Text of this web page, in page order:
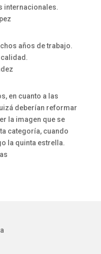
internacionales.
años de trabajo.
en cuanto a las
deberían reformar
la imagen que se
categoría, cuando
la quinta estrella.